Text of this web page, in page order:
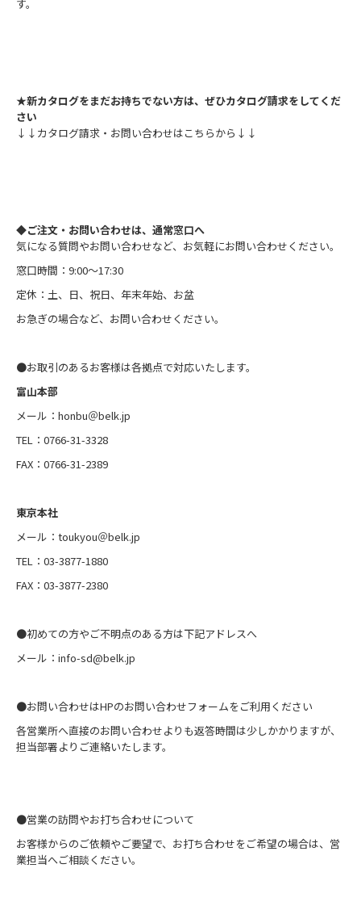
す。
★新カタログをまだお持ちでない方は、ぜひカタログ請求をしてくだ
さい
↓↓カタログ請求・お問い合わせはこちらから↓↓
◆ご注文・お問い合わせは、通常窓口へ
気になる質問やお問い合わせなど、お気軽にお問い合わせください。
窓口時間：9:00～17:30
定休：土、日、祝日、年末年始、お盆
お急ぎの場合など、お問い合わせください。
●お取引のあるお客様は各拠点で対応いたします。
富山本部
メール：honbu＠belk.jp
TEL：0766-31-3328
FAX：0766-31-2389
東京本社
メール：toukyou＠belk.jp
TEL：03-3877-1880
FAX：03-3877-2380
●初めての方やご不明点のある方は下記アドレスへ
メール：info-sd@belk.jp
●お問い合わせはHPのお問い合わせフォームをご利用ください
各営業所へ直接のお問い合わせよりも返答時間は少しかかりますが、
担当部署よりご連絡いたします。
●営業の訪問やお打ち合わせについて
お客様からのご依頼やご要望で、お打ち合わせをご希望の場合は、営
業担当へご相談ください。